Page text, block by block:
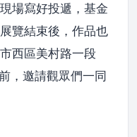
場寫好投遞，基金
覽結束後，作品也
西區美村路一段
，邀請觀眾們一同